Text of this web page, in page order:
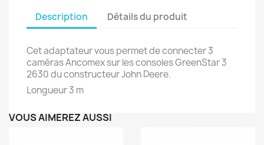
Description Détails du produit
Cet adaptateur vous permet de connecter 3
caméras Ancomex sur les consoles GreenStar 3
2630 du constructeur John Deere.
Longueur 3 m
VOUS AIMEREZ AUSSI